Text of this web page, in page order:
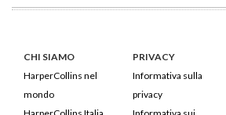
CHI SIAMO
HarperCollins nel
mondo
PRIVACY
Informativa sulla
privacy